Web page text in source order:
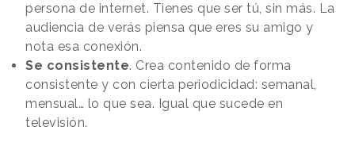
persona de internet. Tienes que ser tú, sin más. La
audiencia de verás piensa que eres su amigo y
nota esa conexión.
Se consistente. Crea contenido de forma
consistente y con cierta periodicidad: semanal,
mensual… lo que sea. Igual que sucede en
televisión.